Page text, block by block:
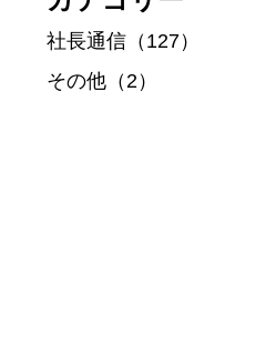
社長通信（127）
その他（2）